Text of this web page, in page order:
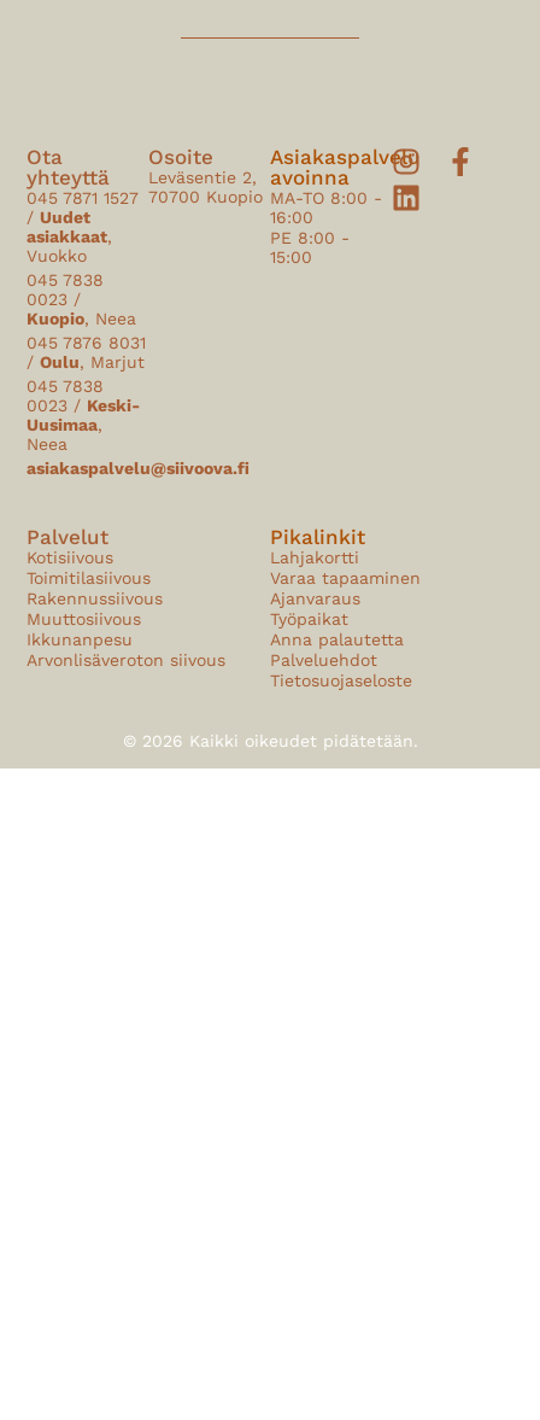
Ota
yhteyttä
045 7871 1527
/ Uudet
asiakkaat,
Vuokko
045 7838
0023 /
Kuopio, Neea
045 7876 8031
/Oulu, Marjut
045 7838
0023 / Keski-
Uusimaa,
Neea
asiakaspalvelu@siivoova.fi
Osoite
Leväsentie 2,
70700 Kuopio
Asiakaspalvelu
avoinna
MA-TO 8:00 -
16:00
PE 8:00 -
15:00
Palvelut
Kotisiivous
Toimitilasiivous
Rakennussiivous
Muuttosiivous
Ikkunanpesu
Arvonlisäveroton siivous
Pikalinkit
Lahjakortti
Varaa tapaaminen
Ajanvaraus
Työpaikat
Anna palautetta
Palveluehdot
Tietosuojaseloste
© 2026 Kaikki oikeudet pidätetään.